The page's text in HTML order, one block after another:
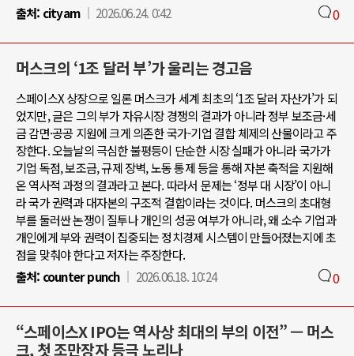
출처: cityam 2026.06.24. 0:42 0
머스크의 ‘1조 달러 부’가 울리는 경고음
스페이스X 상장으로 일론 머스크가 세계 최초의 ‘1조 달러 자산가’가 되
었지만, 글은 그의 부가 자유시장 경쟁의 결과가 아니라 정부 보조금·세
금 감면·공공 지원에 크게 의존한 국가-기업 결합 체제의 산물이라고 주
장한다. 오늘날의 극심한 불평등이 단순한 시장 실패가 아니라 국가가
기업 독점, 보조금, 규제 장벽, 노동 통제 등을 통해 자본 축적을 지원해
온 역사적 과정의 결과라고 본다. 따라서 문제는 ‘정부 대 시장’이 아니
라 국가 권력과 대자본의 구조적 결합이라는 것이다. 머스크의 초대형
부를 둘러싼 논쟁이 질투나 개인의 성공 여부가 아니라, 왜 소수 기업과
개인에게 부와 권력이 집중되는 정치경제 시스템이 만들어졌는지에 초
점을 맞춰야 한다고 저자는 주장한다.
출처: counter punch 2026.06.18. 10:24 0
“스페이스X IPO는 역사상 최대의 부의 이전” — 머스
크, 첫 조만장자 등극 노리나